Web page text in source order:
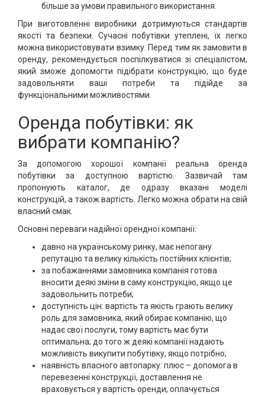
більше за умови правильного використання.
При виготовленні виробники дотримуються стандартів
якості та безпеки. Сучасні побутівки утеплені, їх легко
можна використовувати взимку. Перед тим як замовити в
оренду, рекомендується поспілкуватися зі спеціалістом,
який зможе допомогти підібрати конструкцію, що буде
задовольняти ваші потреби та підійде за
функціональними можливостями.
Оренда побутівки: як
вибрати компанію?
За допомогою хорошої компанії реальна оренда
побутівки за доступною вартістю. Зазвичай там
пропонують каталог, де одразу вказані моделі
конструкцій, а також вартість. Легко можна обрати на свій
власний смак.
Основні переваги надійної орендної компанії:
давно на українському ринку, має непогану
репутацію та велику кількість постійних клієнтів;
за побажаннями замовника компанія готова
вносити деякі зміни в саму конструкцію, якщо це
задовольнить потреби;
доступність цін: вартість та якість грають велику
роль для замовника, який обирає компанію, що
надає свої послуги, тому вартість має бути
оптимальна; до того ж деякі компанії надають
можливість викупити побутівку, якщо потрібно;
наявність власного автопарку: плюс – допомога в
перевезенні конструкції, доставлення не
враховується у вартість оренди, оплачується